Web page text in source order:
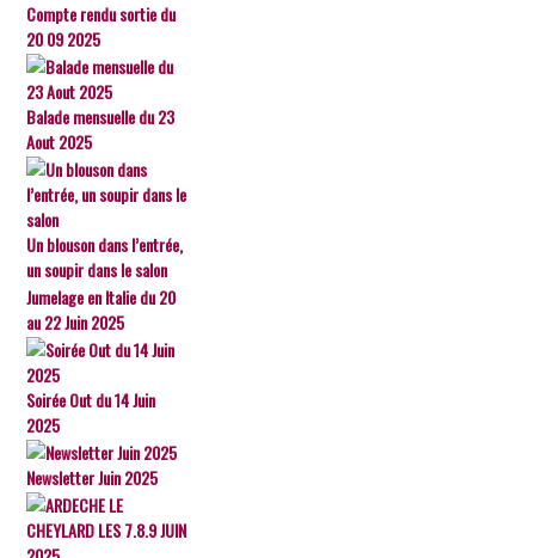
Compte rendu sortie du
20 09 2025
Balade mensuelle du 23
Aout 2025
Un blouson dans l’entrée,
un soupir dans le salon
Jumelage en Italie du 20
au 22 Juin 2025
Soirée Out du 14 Juin
2025
Newsletter Juin 2025